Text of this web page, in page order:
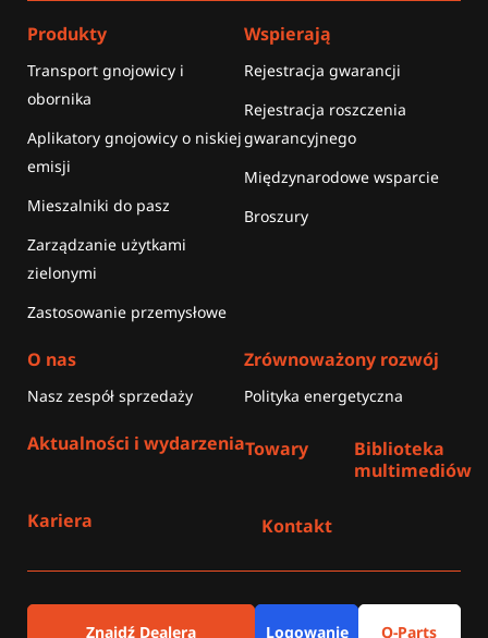
Produkty
Transport gnojowicy i
obornika
Aplikatory gnojowicy o niskiej
emisji
Mieszalniki do pasz
Zarządzanie użytkami
zielonymi
Zastosowanie przemysłowe
Wspierają
Rejestracja gwarancji
Rejestracja roszczenia
gwarancyjnego
Międzynarodowe wsparcie
Broszury
O nas
Nasz zespół sprzedaży
Zrównoważony rozwój
Polityka energetyczna
Aktualności i wydarzeniaTowary
Biblioteka
multimediów
Kariera Kontakt
Znajdź Dealera Logowanie Q-Parts